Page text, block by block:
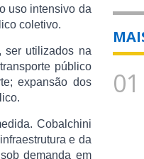
uso intensivo da
coletivo.
ser utilizados na
público
expansão dos
Cobalchini
e da
demanda em
01